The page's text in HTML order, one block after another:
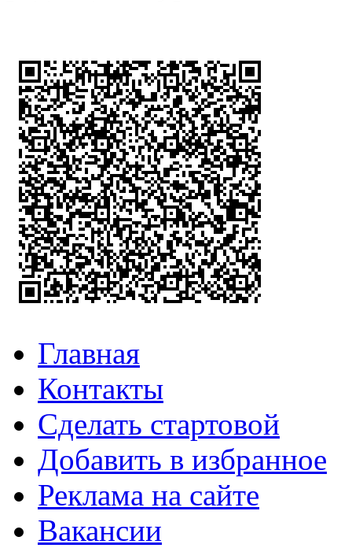
Главная
Контакты
Сделать стартовой
Добавить в избранное
Реклама на сайте
Вакансии